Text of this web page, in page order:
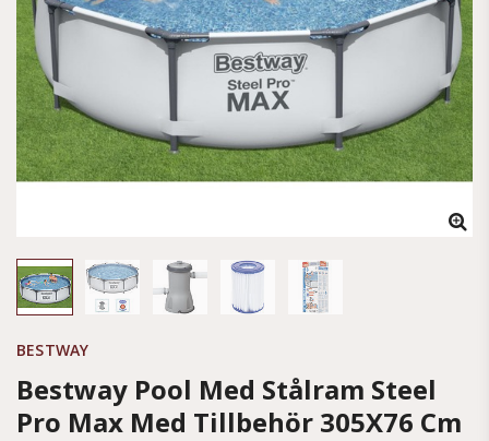
BESTWAY
Bestway Pool Med Stålram Steel
Pro Max Med Tillbehör 305X76 Cm